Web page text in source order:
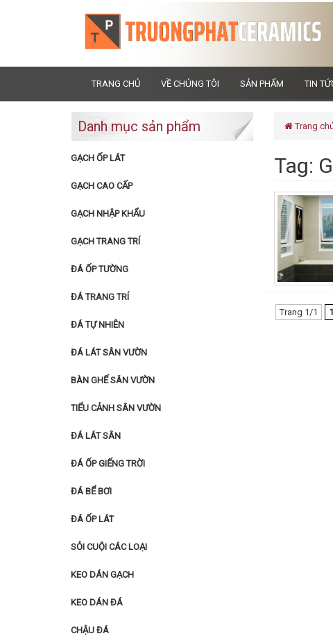
TRANG CHỦ VỀ CHÚNG TÔI SẢN PHẨM TIN
Trang
Tag:
Trang 1/1 1
Danh mục sản phẩm
GẠCH ỐP LÁT
GẠCH CAO CẤP
GẠCH NHẬP KHẨU
GẠCH TRANG TRÍ
ĐÁ ỐP TƯỜNG
ĐÁ TRANG TRÍ
ĐÁ TỰ NHIÊN
ĐÁ LÁT SÂN VƯỜN
BÀN GHẾ SÂN VƯỜN
TIỂU CẢNH SÂN VƯỜN
ĐÁ LÁT SÂN
ĐÁ ỐP GIẾNG TRỜI
ĐÁ BỂ BƠI
ĐÁ ỐP LÁT
SỎI CUỘI CÁC LOẠI
KEO DÁN GẠCH
KEO DÁN ĐÁ
CHẬU ĐÁ